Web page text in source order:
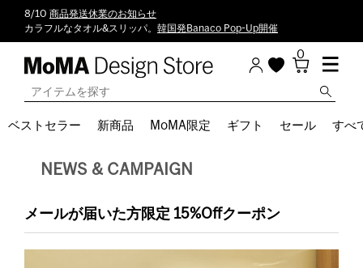
8/10 商品発送休業のお知らせ
カラフルなタオル&スリッパ。 韓国発Banaco Pop-Up開催
0
ベストセラー 新商品 MoMA限定 ギフト セール すべ
NEWS & CAMPAIGN
メールが届いた方限定 15%Offクーポン